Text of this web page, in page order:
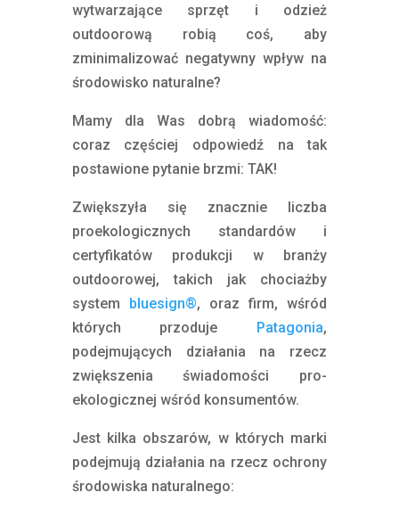
wytwarzające sprzęt i odzież
outdoorową robią coś, aby
zminimalizować negatywny wpływ na
środowisko naturalne?
Mamy dla Was dobrą wiadomość:
coraz częściej odpowiedź na tak
postawione pytanie brzmi: TAK!
Zwiększyła się znacznie liczba
proekologicznych standardów i
certyfikatów produkcji w branży
outdoorowej, takich jak chociażby
system bluesign®, oraz firm, wśród
których przoduje Patagonia,
podejmujących działania na rzecz
zwiększenia świadomości pro-
ekologicznej wśród konsumentów.
Jest kilka obszarów, w których marki
podejmują działania na rzecz ochrony
środowiska naturalnego: